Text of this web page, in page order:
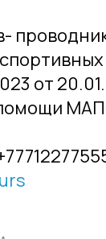
от